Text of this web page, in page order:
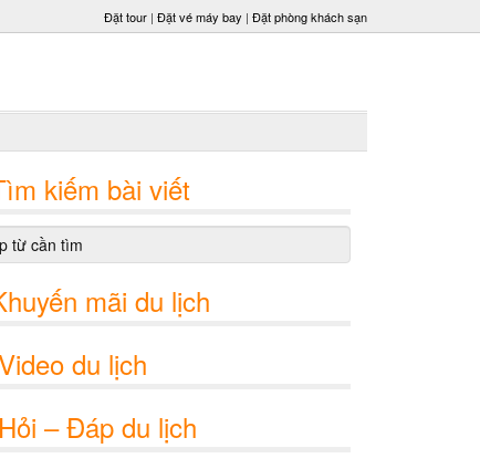
Đặt tour | Đặt vé máy bay | Đặt phòng khách sạn
kiếm bài viết
mãi du lịch
du lịch
Hỏi – Đáp du lịch